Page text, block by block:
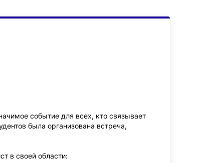
событие для всех, кто связывает
была организована встреча,
в своей области: